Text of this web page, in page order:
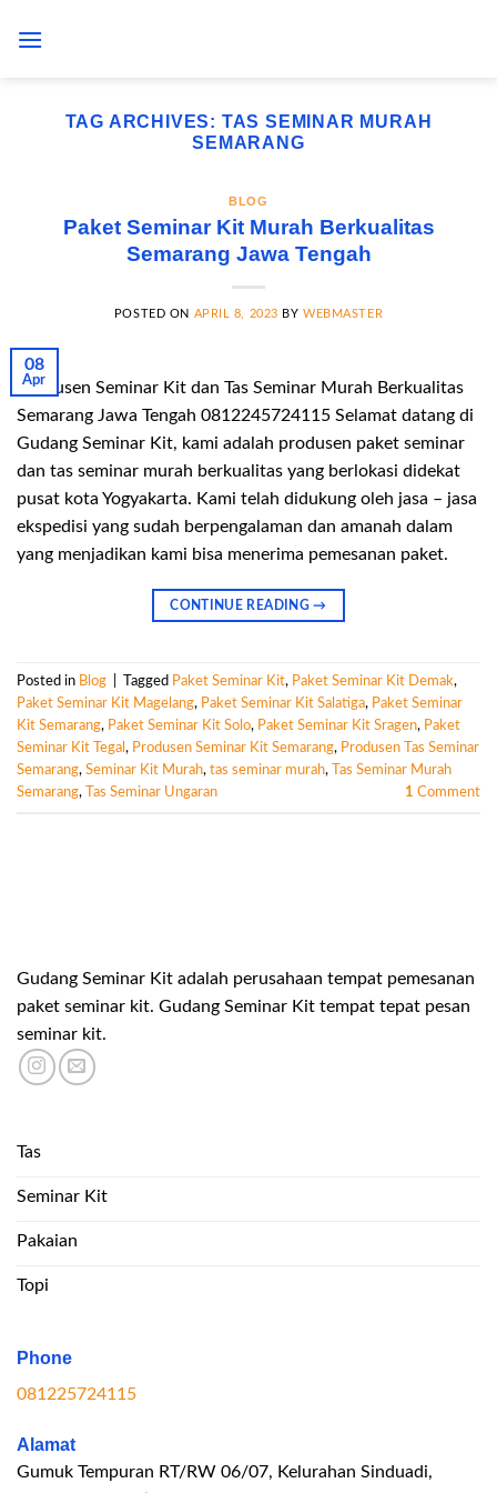
TAG ARCHIVES: TAS SEMINAR MURAH
SEMARANG
BLOG
Paket Seminar Kit Murah Berkualitas
Semarang Jawa Tengah
POSTED ON APRIL 8, 2023 BYWEBMASTER
08
Apr
Produsen Seminar Kit dan Tas Seminar Murah Berkualitas
Semarang Jawa Tengah 0812245724115 Selamat datang di
Gudang Seminar Kit, kami adalah produsen paket seminar
dan tas seminar murah berkualitas yang berlokasi didekat
pusat kota Yogyakarta. Kami telah didukung oleh jasa – jasa
ekspedisi yang sudah berpengalaman dan amanah dalam
yang menjadikan kami bisa menerima pemesanan paket.
CONTINUE READING→
Posted in Blog Tagged Paket Seminar Kit, Paket Seminar Kit Demak,
Paket Seminar Kit Magelang, Paket Seminar Kit Salatiga, Paket Seminar
Kit Semarang, Paket Seminar Kit Solo, Paket Seminar Kit Sragen, Paket
Seminar Kit Tegal , Produsen Seminar Kit Semarang, Produsen Tas Seminar
Semarang, Seminar Kit Murah, tas seminar murah,
Tas Seminar Murah
Semarang, Tas Seminar Ungaran 1 Comment
Gudang Seminar Kit adalah perusahaan tempat pemesanan
paket seminar kit. Gudang Seminar Kit tempat tepat pesan
seminar kit.
Tas
Seminar Kit
Pakaian
Topi
Phone
081225724115
Alamat
Gumuk Tempuran RT/RW 06/07, Kelurahan Sinduadi,